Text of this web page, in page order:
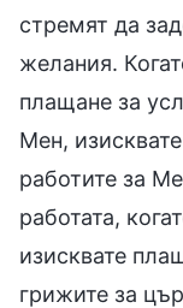
стремят да
желания.
плащане за
Мен,
работите за
работата,
изисквате
грижите за